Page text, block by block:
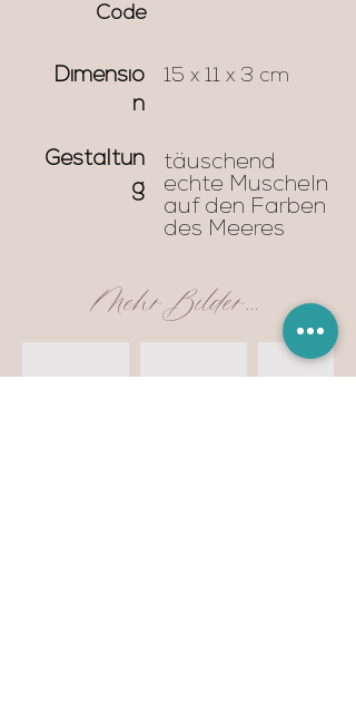
Code
Dimensio
n
15 x 11 x 3 cm
Gestaltun
g
täuschend
echte Muscheln
auf den Farben
des Meeres
Mehr Bilder...